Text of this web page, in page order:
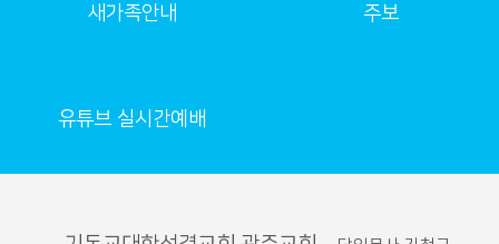
새가족안내 주보
유튜브 실시간예배